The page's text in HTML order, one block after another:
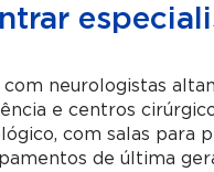
com neurologistas
e centros
com salas para
de última